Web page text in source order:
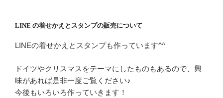
LINE の着せかえとスタンプの販売について
LINEの着せかえとスタンプも作っています^^
ドイツやクリスマスをテーマにしたものもあるので、興
味があれば是非一度ご覧ください♪
今後もいろいろ作っていきます！